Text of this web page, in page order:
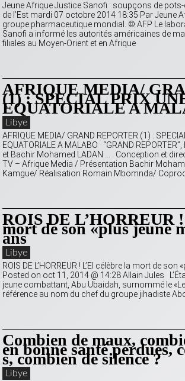
Jeune Afrique Justice Sanofi : soupçons de
de l’Est mardi 07 octobre 2014 18:35 Par Jeune
groupe pharmaceutique mondial. © AFP Le
Sanofi a informé les autorités américaines de
filiales au Moyen-Orient et en Afrique
AFRIQUE MEDIA/
(1) : SPECIAL PRIX
EQUATORIALE A
Libye
AFRIQUE MEDIA/ GRAND REPORTER (1) :
EQUATORIALE A MALABO “GRAND
et Bachir Mohamed LADAN … Conception et
TV – Afrique Media / Présentation Bachir
Kamgue/ Réalisation Romain Mbomnda/
ROIS DE L’HORREUR
mort de son «plus jeune
ans
Libye
ROIS DE L’HORREUR ! L’EI célèbre la mort de
Posted on oct 11, 2014 @ 14:28 Allain Jules
jeune combattant, Abu Ubaidah, surnommé le
référence au nom du chef du groupe jihadiste
Combien de maux,
en bonne santé perdues,
s, combien de silence ?
Libye